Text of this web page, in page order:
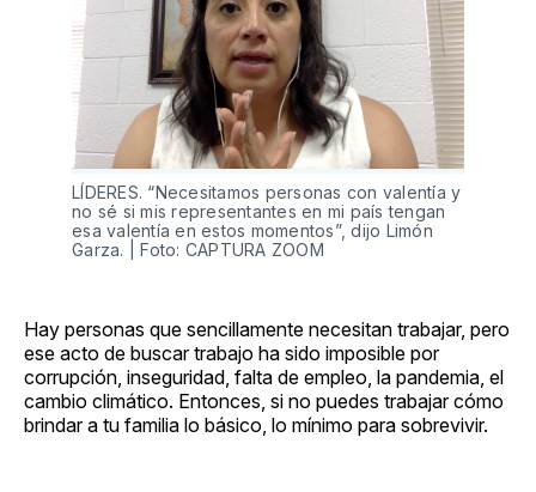
LÍDERES. “Necesitamos personas con valentía y
no sé si mis representantes en mi país tengan
esa valentía en estos momentos”, dijo Limón
Garza. | Foto: CAPTURA ZOOM
Hay personas que sencillamente necesitan trabajar, pero
ese acto de buscar trabajo ha sido imposible por
corrupción, inseguridad, falta de empleo, la pandemia, el
cambio climático. Entonces, si no puedes trabajar cómo
brindar a tu familia lo básico, lo mínimo para sobrevivir.